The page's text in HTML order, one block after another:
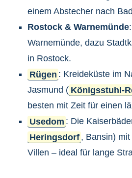
einem Abstecher nach
Rostock & Warnemünde
Warnemünde, dazu
in Rostock.
Rügen : Kreideküste im
Jasmund ( Königsstuhl-
besten mit Zeit für einen
Usedom : Die
Heringsdorf , Bansin)
Villen – ideal für lange